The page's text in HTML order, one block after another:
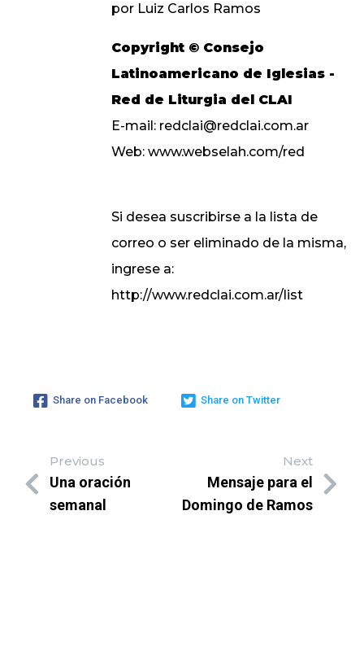
por Luiz Carlos Ramos
Copyright © Consejo
Latinoamericano de Iglesias -
Red de Liturgia del CLAI
E-mail: redclai@redclai.com.ar
Web: www.webselah.com/red
Si desea suscribirse a la lista de
correo o ser eliminado de la misma,
ingrese a:
http://www.redclai.com.ar/list
Share on Facebook Share on Twitter
Previous
Una oración
semanal
Next
Mensaje para el
Domingo de Ramos